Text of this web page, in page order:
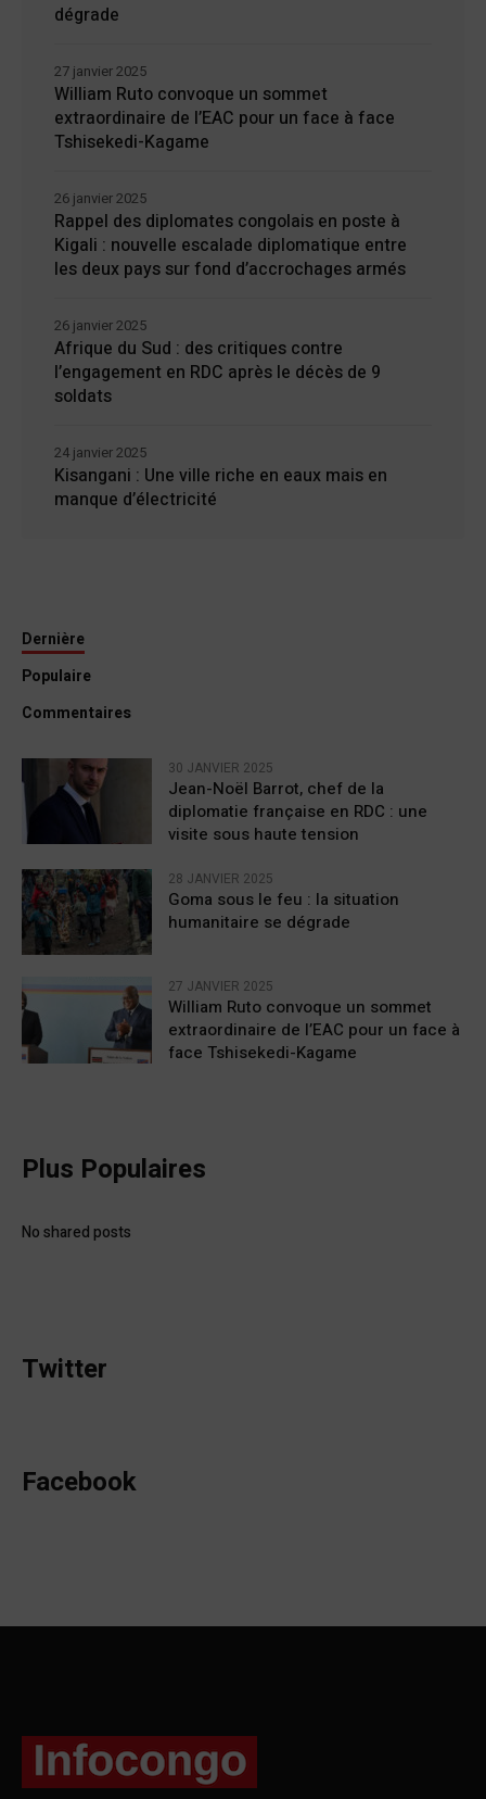
dégrade
William Ruto convoque un sommet
extraordinaire de l’EAC pour un face à face
Tshisekedi-Kagame
27 janvier 2025
Rappel des diplomates congolais en poste à
Kigali : nouvelle escalade diplomatique entre
les deux pays sur fond d’accrochages armés
26 janvier 2025
Afrique du Sud : des critiques contre
l’engagement en RDC après le décès de 9
soldats
26 janvier 2025
Kisangani : Une ville riche en eaux mais en
manque d’électricité
24 janvier 2025
Dernière
Populaire
Commentaires
30 JANVIER 2025
Jean-Noël Barrot, chef de la
diplomatie française en RDC : une
visite sous haute tension
28 JANVIER 2025
Goma sous le feu : la situation
humanitaire se dégrade
27 JANVIER 2025
William Ruto convoque un sommet
extraordinaire de l’EAC pour un face à
face Tshisekedi-Kagame
Plus Populaires
No shared posts
Twitter
Facebook